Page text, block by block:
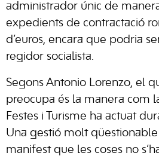
administrador únic de
expedients de contractació
d’euros, encara que podria
regidor socialista.
Segons Antonio Lorenzo, el
preocupa és la manera com
Festes i Turisme ha actuat
Una gestió molt
manifest que les coses no